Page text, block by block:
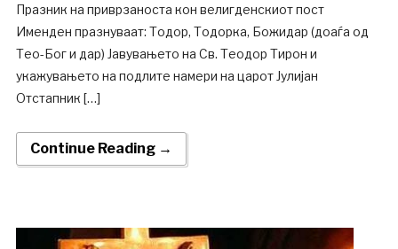
Празник на приврзаноста кон велигденскиот пост
Именден празнуваат: Тодор, Тодорка, Божидар (доаѓа од
Тео-Бог и дар) Јавувањето на Св. Теодор Тирон и
укажувањето на подлите намери на царот Јулијан
Отстапник […]
Continue Reading →